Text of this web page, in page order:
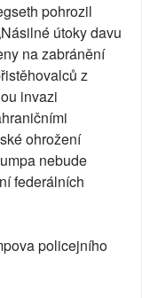
pohrozil
útoky davu
na zabránění
z
invazi
ohrožení
nebude
federálních
policejního